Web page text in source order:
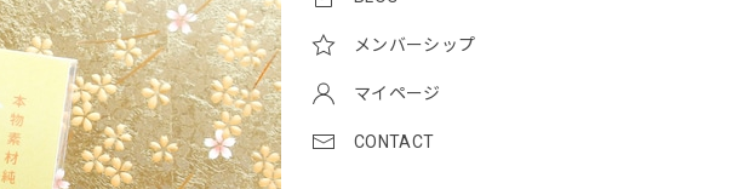
メンバーシップ
マイページ
CONTACT